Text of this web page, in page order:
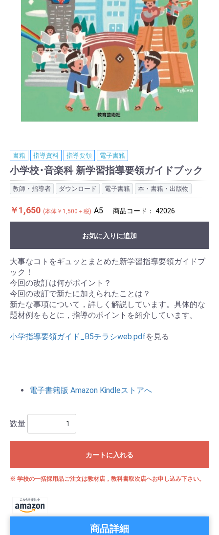
書籍 指導資料 指導要領 電子書籍
小学校･音楽科 新学習指導要領ガイドブック
教師・指導者 ダウンロード 電子書籍 本・書籍・出版物
￥1,650 (本体￥1,500＋税) A5 商品コード： 42026
お気に入りに追加
大事なコトをギュッとまとめた新学習指導要領ガイドブ
ック！
今回の改訂は何がポイント？
今回の改訂で新たに加えられたことは？
新たな事項について，詳しく解説しています。具体的な
題材例をもとに，指導のポイントを紹介しています。
小学指導要領ガイド_B5チラシweb.pdfを見る
電子書籍版 Amazon Kindleストアへ
数量
カートに入れる
※ 学校の一括採用品ご注文は教材店，教科書取次店へお申し込み下さい。
商品詳細